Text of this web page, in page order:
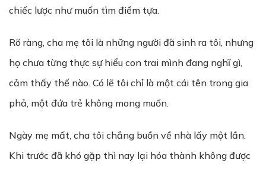
chiếc lược như muốn tìm điểm tựa.
Rõ ràng, cha mẹ tôi là những người đã sinh ra tôi, nhưng
họ chưa từng thực sự hiểu con trai mình đang nghĩ gì,
cảm thấy thế nào. Có lẽ tôi chỉ là một cái tên trong gia
phả, một đứa trẻ không mong muốn.
Ngày mẹ mất, cha tôi chẳng buồn về nhà lấy một lần.
Khi trước đã khó gặp thì nay lại hóa thành không được